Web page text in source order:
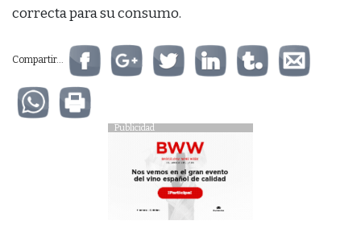
correcta para su consumo.
Compartir...
Publicidad